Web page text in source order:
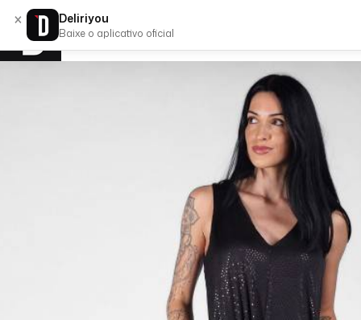
× Deliriyou
Baixe o aplicativo oficial